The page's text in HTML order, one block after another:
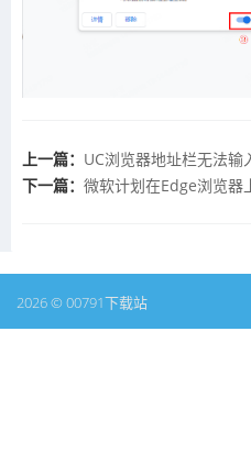
上一篇： UC浏览器地址栏无法输
下一篇： 微软计划在Edge浏览器
2026 © 00791下载站